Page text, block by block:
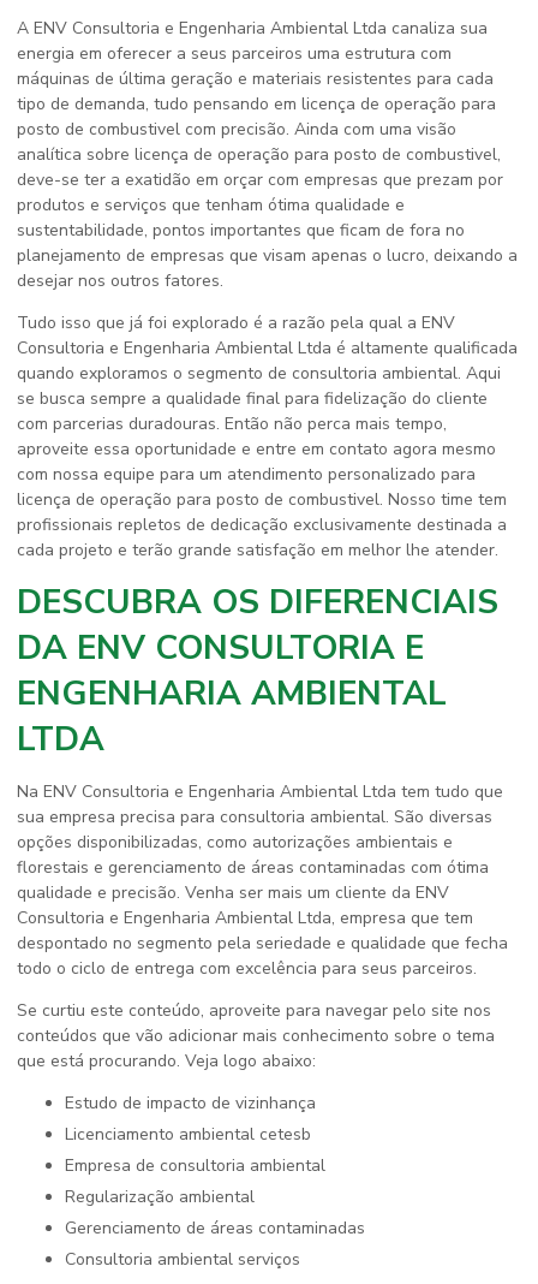
A ENV Consultoria e Engenharia Ambiental Ltda canaliza sua
energia em oferecer a seus parceiros uma estrutura com
máquinas de última geração e materiais resistentes para cada
tipo de demanda, tudo pensando em licença de operação para
posto de combustivel com precisão. Ainda com uma visão
analítica sobre licença de operação para posto de combustivel,
deve-se ter a exatidão em orçar com empresas que prezam por
produtos e serviços que tenham ótima qualidade e
sustentabilidade, pontos importantes que ficam de fora no
planejamento de empresas que visam apenas o lucro, deixando a
desejar nos outros fatores.
Tudo isso que já foi explorado é a razão pela qual a ENV
Consultoria e Engenharia Ambiental Ltda é altamente qualificada
quando exploramos o segmento de consultoria ambiental. Aqui
se busca sempre a qualidade final para fidelização do cliente
com parcerias duradouras. Então não perca mais tempo,
aproveite essa oportunidade e entre em contato agora mesmo
com nossa equipe para um atendimento personalizado para
licença de operação para posto de combustivel. Nosso time tem
profissionais repletos de dedicação exclusivamente destinada a
cada projeto e terão grande satisfação em melhor lhe atender.
DESCUBRA OS DIFERENCIAIS
DA ENV CONSULTORIA E
ENGENHARIA AMBIENTAL
LTDA
Na ENV Consultoria e Engenharia Ambiental Ltda tem tudo que
sua empresa precisa para consultoria ambiental. São diversas
opções disponibilizadas, como autorizações ambientais e
florestais e gerenciamento de áreas contaminadas com ótima
qualidade e precisão. Venha ser mais um cliente da ENV
Consultoria e Engenharia Ambiental Ltda, empresa que tem
despontado no segmento pela seriedade e qualidade que fecha
todo o ciclo de entrega com excelência para seus parceiros.
Se curtiu este conteúdo, aproveite para navegar pelo site nos
conteúdos que vão adicionar mais conhecimento sobre o tema
que está procurando. Veja logo abaixo:
estudo de impacto de vizinhança
licenciamento ambiental cetesb
empresa de consultoria ambiental
regularização ambiental
gerenciamento de áreas contaminadas
consultoria ambiental serviços